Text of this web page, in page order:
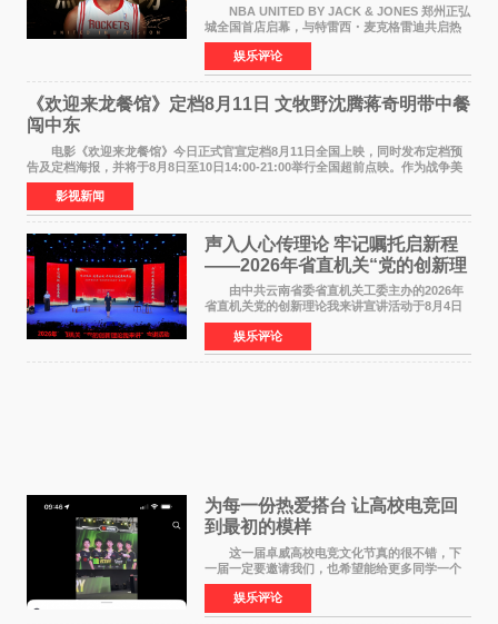
NBA UNITED BY JACK & JONES 郑州正弘
城全国首店启幕，与特雷西・麦克格雷迪共启热
爱 2026 年7 月21 日，
NBAUNITEDBYJACK&JONES 全国首店，于郑
州正弘城正式启幕。NBA 传奇球星
娱乐评论
《欢迎来龙餐馆》定档8月11日 文牧野沈腾蒋奇明带中餐
闯中东
电影《欢迎来龙餐馆》今日正式官宣定档8月11日全国上映，同时发布定档预
告及定档海报，并将于8月8日至10日14:00-21:00举行全国超前点映。作为战争美
食大片，影片讲述的是中国厨师徐福（沈腾
影视新闻
声入人心传理论 牢记嘱托启新程
——2026年省直机关“党的创新理
论我来讲”宣讲活动圆满落幕
由中共云南省委省直机关工委主办的2026年
省直机关党的创新理论我来讲宣讲活动于8月4日
至5日在昆明举办。活动以 "牢记嘱托 感恩奋进
开创云南发展新局面 "为主题，坚持以新时代中国
特色社会主义
娱乐评论
为每一份热爱搭台 让高校电竞回
到最初的模样
这一届卓威高校电竞文化节真的很不错，下
一届一定要邀请我们，也希望能给更多同学一个
来到现场的机会。 2026卓威高校电竞文化节
已经落下帷幕，在活动结束后，仍有不少高校电
竞社负责人和现
娱乐评论